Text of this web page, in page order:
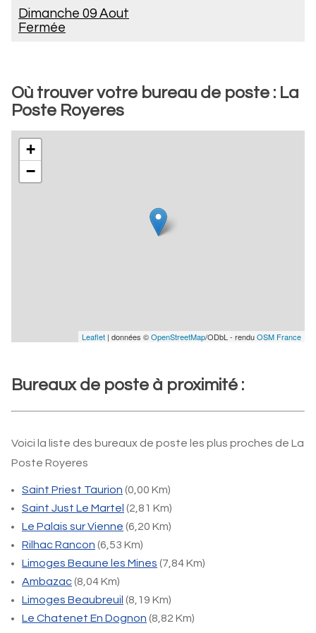
Dimanche 09 Aout
Fermée
Où trouver votre bureau de poste : La
Poste Royeres
+
−
Leaflet | données ©OpenStreetMap/ODbL - renduOSM France
Bureaux de poste à proximité :
Voici la liste des bureaux de poste les plus proches de La
Poste Royeres
Saint Priest Taurion (0,00 Km)
Saint Just Le Martel (2,81 Km)
Le Palais sur Vienne (6,20 Km)
Rilhac Rancon (6,53 Km)
Limoges Beaune les Mines (7,84 Km)
Ambazac(8,04 Km)
Limoges Beaubreuil (8,19 Km)
Le Chatenet En Dognon (8,82 Km)